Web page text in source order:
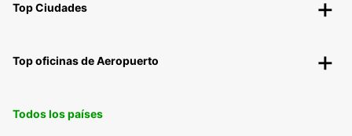
Top Ciudades
Top oficinas de Aeropuerto
Todos los países